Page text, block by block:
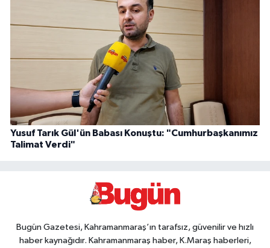
Yusuf Tarık Gül'ün Babası Konuştu: "Cumhurbaşkanımız
Talimat Verdi"
Bugün Gazetesi, Kahramanmaraş’ın tarafsız, güvenilir ve hızlı
haber kaynağıdır. Kahramanmaraş haber, K.Maraş haberleri,